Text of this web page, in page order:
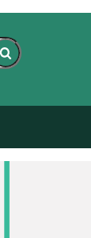
søge på
Fold søgefelt ind